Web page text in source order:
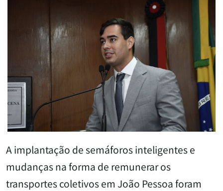
A implantação de semáforos inteligentes e
mudanças na forma de remunerar os
transportes coletivos em João Pessoa foram